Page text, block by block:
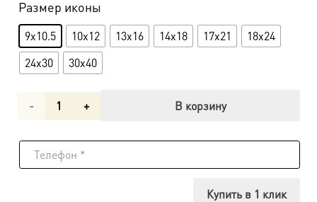
Размер иконы
9x10.5 10x12 13x16 14x18 17x21
18x24
24x30
30x40
Количество
Икона
В корзину
Купить в 1 клик